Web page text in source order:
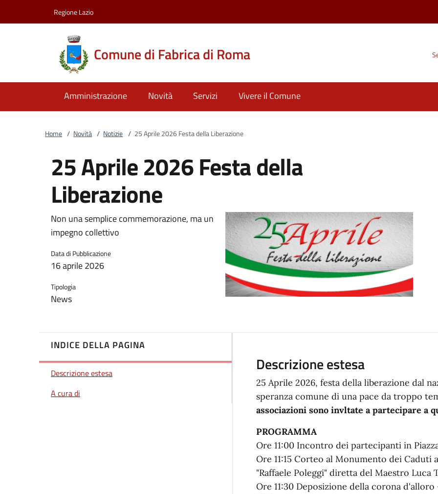
Regione Lazio
Comune di Fabrica di Roma
Amministrazione Novità Servizi Vivere il Comune
Home / Novità / Notizie / 25 Aprile 2026 Festa della Liberazione
25 Aprile 2026 Festa della
Liberazione
Non una semplice commemorazione, ma un
impegno collettivo
Data di Pubblicazione
16 aprile 2026
Tipologia
News
INDICE DELLA PAGINA
Descrizione estesa
A cura di
Descrizione estesa
25 Aprile 2026, festa della liberazione dal
speranza comune di una pace da troppo
associazioni sono invltate a partecipare a
PROGRAMMA
Ore 11:00 Incontro dei partecipanti in
Ore 11:15 Corteo al Monumento dei Caduti
"Raffaele Poleggi" diretta del Maestro Luca
Ore 11:30 Deposizione della corona